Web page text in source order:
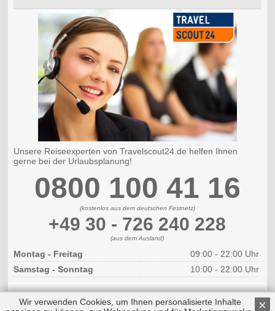
Unsere Reiseexperten von Travelscout24.de helfen Ihnen
gerne bei der Urlaubsplanung!
0800 100 41 16
(kostenlos aus dem deutschen Festnetz)
+49 30 - 726 240 228
(aus dem Ausland)
Montag - Freitag
09:00 - 22:00 Uhr
Samstag - Sonntag
10:00 - 22:00 Uhr
×
Wir verwenden Cookies, um Ihnen personalisierte Inhalte